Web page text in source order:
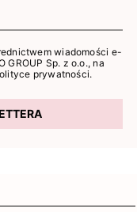
wiadomości e-
GROUP Sp. z o.o., na
prywatności.